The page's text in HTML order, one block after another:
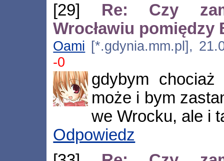
[29] Re: Czy
Wrocławiu
Oami [*.gdynia.mm.pl],
-0
gdybym
może i bym
we Wrocku, ale i
Odpowiedz